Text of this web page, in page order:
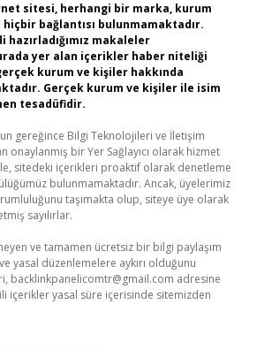
sitesi, herhangi bir marka, kurum
bağlantısı bulunmamaktadır.
hazırladığımız makaleler
yer alan içerikler haber niteliği
kurum ve kişiler hakkında
Gerçek kurum ve kişiler ile isim
tesadüfidir.
gereğince Bilgi Teknolojileri ve İletişim
onaylanmış bir Yer Sağlayıcı olarak hizmet
sitedeki içerikleri proaktif olarak denetleme
bulunmamaktadır. Ancak, üyelerimiz
taşımakta olup, siteye üye olarak
sayılırlar.
ve tamamen ücretsiz bir bilgi paylaşım
yasal düzenlemelere aykırı olduğunu
backlinkpanelicomtr@gmail.com adresine
içerikler yasal süre içerisinde sitemizden